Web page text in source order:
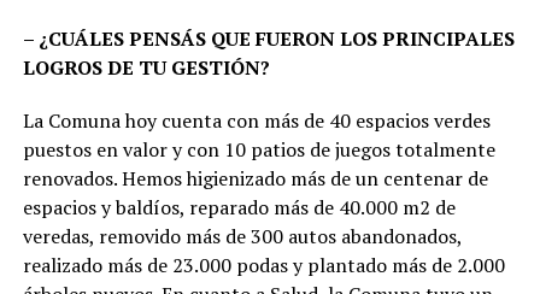
– ¿CUÁLES PENSÁS QUE FUERON LOS PRINCIPALES
LOGROS DE TU GESTIÓN?
La Comuna hoy cuenta con más de 40 espacios verdes
puestos en valor y con 10 patios de juegos totalmente
renovados. Hemos higienizado más de un centenar de
espacios y baldíos, reparado más de 40.000 m2 de
veredas, removido más de 300 autos abandonados,
realizado más de 23.000 podas y plantado más de 2.000